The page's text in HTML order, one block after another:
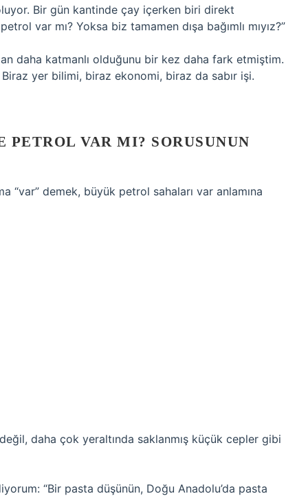
Bir gün kantinde çay içerken biri direkt
var mı? Yoksa biz tamamen dışa bağımlı mıyız?”
daha katmanlı olduğunu bir kez daha fark etmiştim.
yer bilimi, biraz ekonomi, biraz da sabır işi.
PETROL VAR MI? SORUSUNUN
“var” demek, büyük petrol sahaları var anlamına
daha çok yeraltında saklanmış küçük cepler gibi
“Bir pasta düşünün, Doğu Anadolu’da pasta